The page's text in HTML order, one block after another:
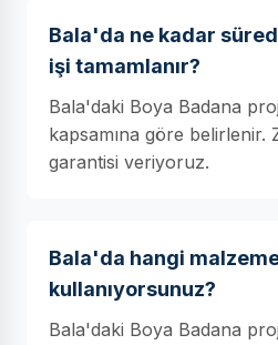
Bala'da ne kadar
işi tamamlanır?
Bala'daki Boya Badana
kapsamına göre belirlenir.
garantisi veriyoruz.
Bala'da hangi
kullanıyorsunuz?
Bala'daki Boya Badana